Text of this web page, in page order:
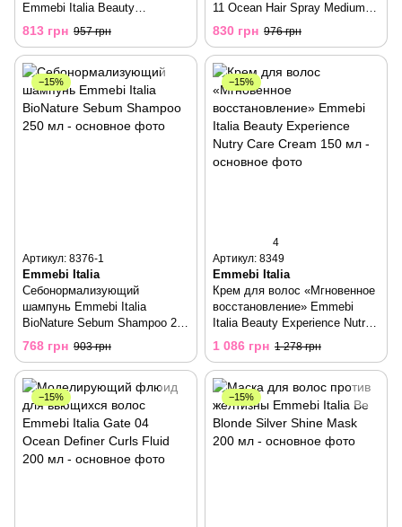
Emmebi Italia Beauty
Experience Nutry Care Oil
Spray 200 мл
813 грн 957 грн
11 Ocean Hair Spray Medium
500 мл
830 грн 976 грн
−15%
Артикул: 8376-1
Emmebi Italia
Себонормализующий
шампунь Emmebi Italia
BioNature Sebum Shampoo 250
мл
768 грн 903 грн
−15%
4
Артикул: 8349
Emmebi Italia
Крем для волос «Мгновенное
восстановление» Emmebi
Italia Beauty Experience Nutry
Care Cream 150 мл
1 086 грн 1 278 грн
−15% −15%